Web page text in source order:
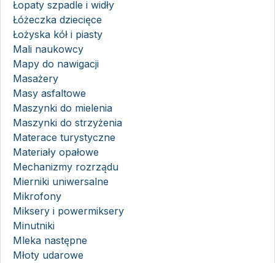
Łopaty szpadle i widły
Łóżeczka dziecięce
Łożyska kół i piasty
Mali naukowcy
Mapy do nawigacji
Masażery
Masy asfaltowe
Maszynki do mielenia
Maszynki do strzyżenia
Materace turystyczne
Materiały opałowe
Mechanizmy rozrządu
Mierniki uniwersalne
Mikrofony
Miksery i powermiksery
Minutniki
Mleka następne
Młoty udarowe